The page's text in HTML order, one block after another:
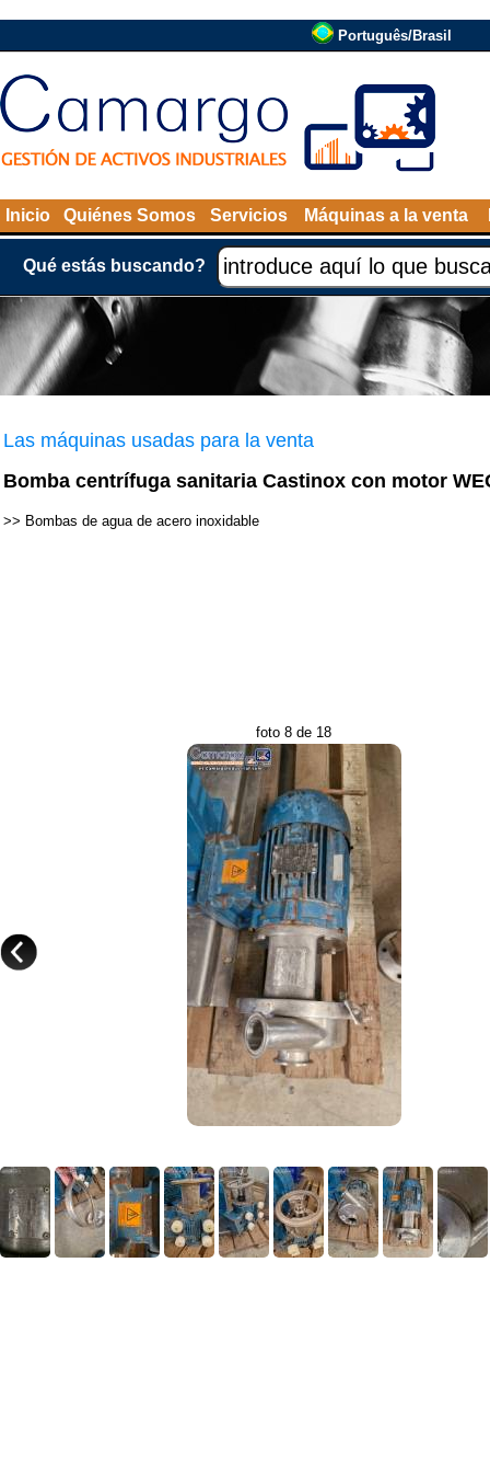
Português/Brasil
Inicio Quiénes Somos Servicios Máquinas a la venta
Qué estás buscando?
Las máquinas usadas para la venta
Bomba centrífuga sanitaria Castinox con motor
>> Bombas de agua de acero inoxidable
foto 8 de 18